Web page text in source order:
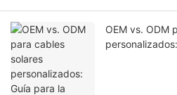
OEM vs. ODM